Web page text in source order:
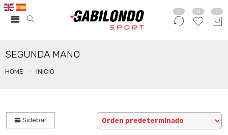
0 0 0
SEGUNDA MANO
HOME INICIO
Sidebar